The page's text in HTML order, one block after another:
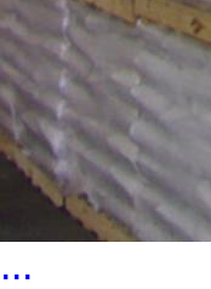
...